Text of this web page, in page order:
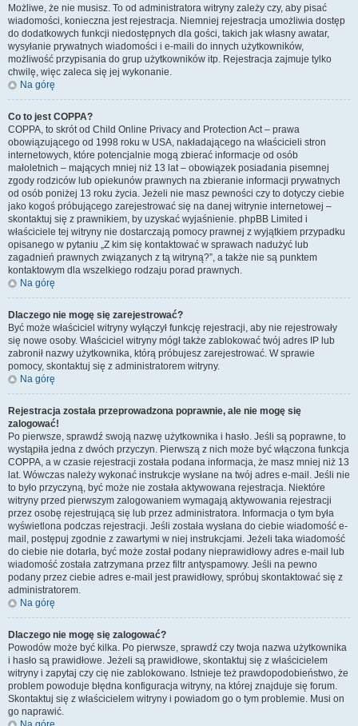
Możliwe, że nie musisz. To od administratora witryny zależy czy, aby pisać
wiadomości, konieczna jest rejestracja. Niemniej rejestracja umożliwia dostęp
do dodatkowych funkcji niedostępnych dla gości, takich jak własny awatar,
wysyłanie prywatnych wiadomości i e-maili do innych użytkowników,
możliwość przypisania do grup użytkowników itp. Rejestracja zajmuje tylko
chwilę, więc zaleca się jej wykonanie.
Na górę
Co to jest COPPA?
COPPA, to skrót od Child Online Privacy and Protection Act – prawa
obowiązującego od 1998 roku w USA, nakładającego na właścicieli stron
internetowych, które potencjalnie mogą zbierać informacje od osób
małoletnich – mających mniej niż 13 lat – obowiązek posiadania pisemnej
zgody rodziców lub opiekunów prawnych na zbieranie informacji prywatnych
od osób poniżej 13 roku życia. Jeżeli nie masz pewności czy to dotyczy ciebie
jako kogoś próbującego zarejestrować się na danej witrynie internetowej –
skontaktuj się z prawnikiem, by uzyskać wyjaśnienie. phpBB Limited i
właściciele tej witryny nie dostarczają pomocy prawnej z wyjątkiem przypadku
opisanego w pytaniu „Z kim się kontaktować w sprawach nadużyć lub
zagadnień prawnych związanych z tą witryną?”, a także nie są punktem
kontaktowym dla wszelkiego rodzaju porad prawnych.
Na górę
Dlaczego nie mogę się zarejestrować?
Być może właściciel witryny wyłączył funkcję rejestracji, aby nie rejestrowały
się nowe osoby. Właściciel witryny mógł także zablokować twój adres IP lub
zabronił nazwy użytkownika, którą próbujesz zarejestrować. W sprawie
pomocy, skontaktuj się z administratorem witryny.
Na górę
Rejestracja została przeprowadzona poprawnie, ale nie mogę się
zalogować!
Po pierwsze, sprawdź swoją nazwę użytkownika i hasło. Jeśli są poprawne, to
wystąpiła jedna z dwóch przyczyn. Pierwszą z nich może być włączona funkcja
COPPA, a w czasie rejestracji została podana informacja, że masz mniej niż 13
lat. Wówczas należy wykonać instrukcje wysłane na twój adres e-mail. Jeśli nie
to było przyczyną, być może nie została aktywowana rejestracja. Niektóre
witryny przed pierwszym zalogowaniem wymagają aktywowania rejestracji
przez osobę rejestrującą się lub przez administratora. Informacja o tym była
wyświetlona podczas rejestracji. Jeśli została wysłana do ciebie wiadomość e-
mail, postępuj zgodnie z zawartymi w niej instrukcjami. Jeżeli taka wiadomość
do ciebie nie dotarła, być może został podany nieprawidłowy adres e-mail lub
wiadomość została zatrzymana przez filtr antyspamowy. Jeśli na pewno
podany przez ciebie adres e-mail jest prawidłowy, spróbuj skontaktować się z
administratorem.
Na górę
Dlaczego nie mogę się zalogować?
Powodów może być kilka. Po pierwsze, sprawdź czy twoja nazwa użytkownika
i hasło są prawidłowe. Jeżeli są prawidłowe, skontaktuj się z właścicielem
witryny i zapytaj czy cię nie zablokowano. Istnieje też prawdopodobieństwo, że
problem powoduje błędna konfiguracja witryny, na której znajduje się forum.
Skontaktuj się z właścicielem witryny i powiadom go o tym problemie. Musi on
go naprawić.